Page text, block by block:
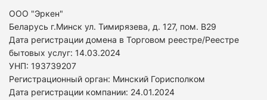
ООО "Эркен"
Беларусь г.Минск ул. Тимирязева, д. 127, пом. В29
Дата регистрации домена в Торговом реестре/Реестре
бытовых услуг: 14.03.2024
УНП: 193739207
Регистрационный орган: Минский Горисполком
Дата регистрации компании: 24.01.2024